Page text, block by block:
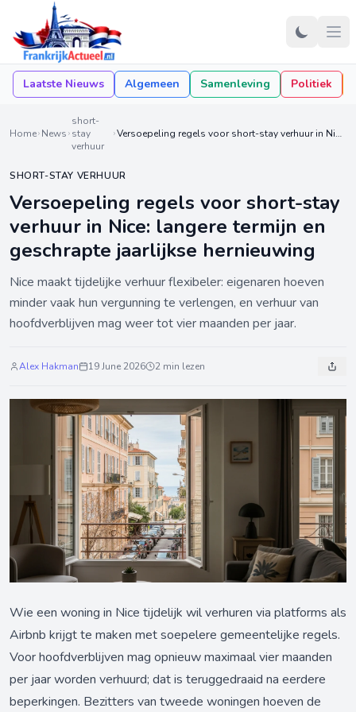
Laatste Nieuws Algemeen Samenleving Politiek
Home News
short-
stay
verhuur
Versoepeling regels voor short-stay verhuur in Nice: langere termijn en geschrapte jaarlijkse hernieuwing
SHORT-STAY VERHUUR
Versoepeling regels voor short-stay
verhuur in Nice: langere termijn en
geschrapte jaarlijkse hernieuwing
Nice maakt tijdelijke verhuur flexibeler: eigenaren hoeven
minder vaak hun vergunning te verlengen, en verhuur van
hoofdverblijven mag weer tot vier maanden per jaar.
Alex Hakman 19 June 2026 2 min lezen
Wie een woning in Nice tijdelijk wil verhuren via platforms als
Airbnb krijgt te maken met soepelere gemeentelijke regels.
Voor hoofdverblijven mag opnieuw maximaal vier maanden
per jaar worden verhuurd; dat is teruggedraaid na eerdere
beperkingen. Bezitters van tweede woningen hoeven de